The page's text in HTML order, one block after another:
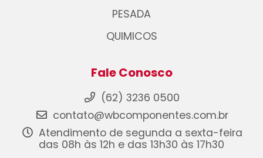
PESADA
QUIMICOS
Fale Conosco
(62) 3236 0500
contato@wbcomponentes.com.br
Atendimento de segunda a sexta-feira
das 08h às 12h e das 13h30 às 17h30